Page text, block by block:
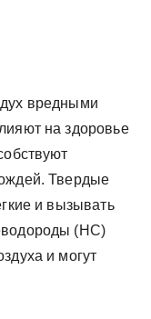
вредными
на здоровье
Твердые
и вызывать
(HC)
и могут